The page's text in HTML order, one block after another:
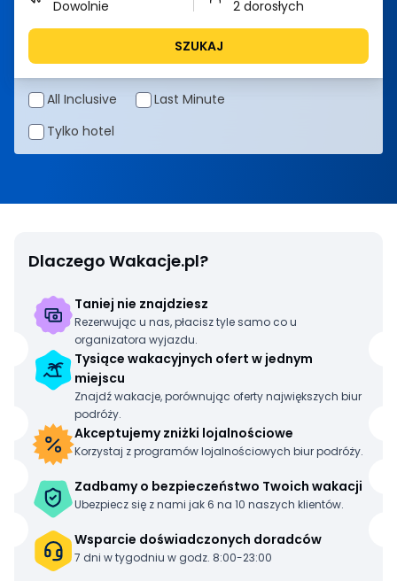
Dowolnie 2 dorosłych
SZUKAJ
All Inclusive
Last Minute
Tylko hotel
Dlaczego Wakacje.pl?
Taniej nie znajdziesz
Rezerwując u nas, płacisz tyle samo co u
organizatora wyjazdu.
Tysiące wakacyjnych ofert w jednym
miejscu
Znajdź wakacje, porównując oferty największych biur
podróży.
Akceptujemy zniżki lojalnościowe
Korzystaj z programów lojalnościowych biur podróży.
Zadbamy o bezpieczeństwo Twoich wakacji
Ubezpiecz się z nami jak 6 na 10 naszych klientów.
Wsparcie doświadczonych doradców
7 dni w tygodniu w godz. 8:00-23:00